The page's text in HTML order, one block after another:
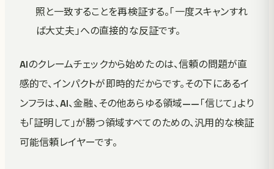
照と一致することを再検証する。「一度スキャンすれ
ば大丈夫」への直接的な反証です。
AIのクレームチェックから始めたのは、信頼の問題が直
感的で、インパクトが即時的だからです。その下にあるイ
ンフラは、AI、金融、その他あらゆる領域——「信じて」より
も「証明して」が勝つ領域すべてのための、汎用的な検証
可能信頼レイヤーです。